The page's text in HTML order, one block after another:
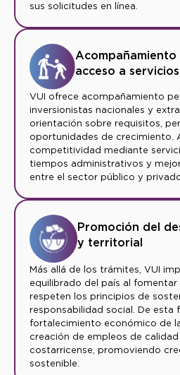
sus solicitudes en línea.
Acompañamiento
acceso a servicios
VUI ofrece acompañamiento
inversionistas nacionales y
orientación sobre requisitos,
oportunidades de crecimiento.
competitividad mediante
tiempos administrativos y
entre el sector público y
Promoción del
y territorial
Más allá de los trámites, VUI
equilibrado del país al fomentar
respeten los principios de
responsabilidad social. De esta
fortalecimiento económico de
creación de empleos de
costarricense, promoviendo
sostenible.